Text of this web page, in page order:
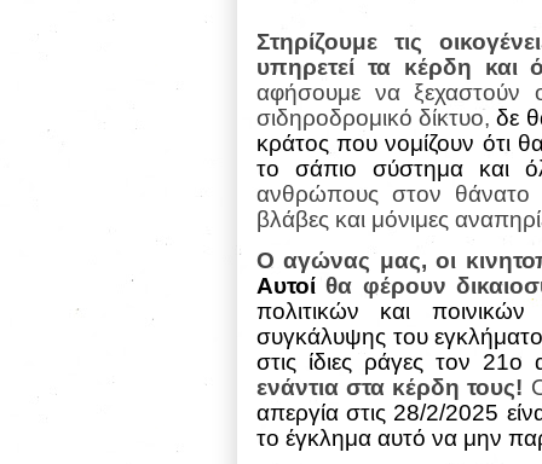
Στηρίζουμε τις
υπηρετεί τα κέρδη και
αφήσουμε να ξεχαστούν
σιδηροδρομικό δίκτυο,δε
κράτος που νομίζουν ότι
το σάπιο σύστημα και
ανθρώπους στον θάνατο
βλάβες και μόνιμες
Ο αγώνας μας, οι
Αυτοίθα φέρουν
πολιτικών και
συγκάλυψης του
στις ίδιες ράγες τον 21ο
ενάντια στα κέρδη τους!
απεργία στις 28/2/2025
το έγκλημα αυτό να μην